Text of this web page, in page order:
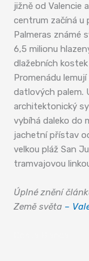
jižně od Valencie
centrum začíná u
Palmeras známé
6,5 milionu
dlažebních
Promenádu
datlových palem.
architektonický
vybíhá daleko do
jachetní přístav
velkou pláž San
tramvajovou
Úplné znění
Země světa –